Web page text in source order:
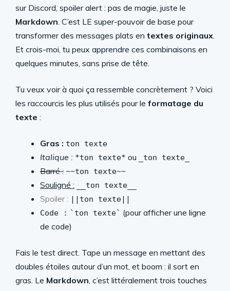
sur Discord, spoiler alert : pas de magie, juste le
Markdown. C’est LE super-pouvoir de base pour
transformer des messages plats en textes originaux.
Et crois-moi, tu peux apprendre ces combinaisons en
quelques minutes, sans prise de tête.
Tu veux voir à quoi ça ressemble concrètement ? Voici
les raccourcis les plus utilisés pour le formatage du
texte :
Gras : ton texte
Italique : *ton texte* ou _ton texte_
Barré : ~~ton texte~~
Souligné : __ton texte__
Spoiler : ||ton texte||
Code : `ton texte` (pour afficher une ligne
de code)
Fais le test direct. Tape un message en mettant des
doubles étoiles autour d’un mot, et boom : il sort en
gras. Le Markdown, c’est littéralement trois touches